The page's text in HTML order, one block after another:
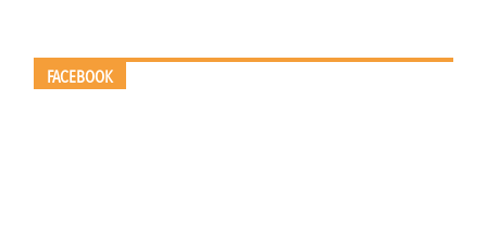
FACEBOOK